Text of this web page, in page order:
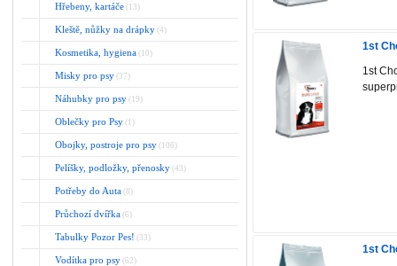
Hřebeny, kartáče (13)
Kleště, nůžky na drápky (4)
Kosmetika, hygiena (10)
Misky pro psy (37)
Náhubky pro psy (19)
Oblečky pro Psy (1)
Obojky, postroje pro psy (106)
Pelíšky, podložky, přenosky (43)
Potřeby do Auta (8)
Průchozí dvířka (6)
Tabulky Pozor Pes! (33)
Vodítka pro psy (62)
1st
1st
1st